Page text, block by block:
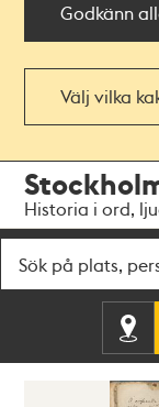
Godkänn
Välj vilka
navigationen
huvudinnehållet
Historia i ord,